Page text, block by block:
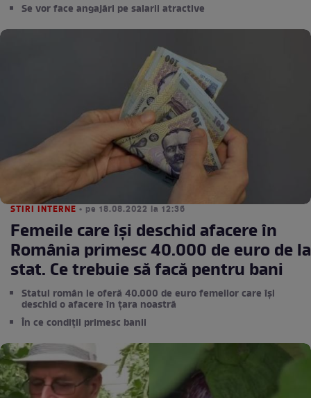
Se vor face angajări pe salarii atractive
STIRI INTERNE • pe 18.08.2022 la 12:36
Femeile care își deschid afacere în
România primesc 40.000 de euro de la
stat. Ce trebuie să facă pentru bani
Statul român le oferă 40.000 de euro femeilor care își
deschid o afacere în țara noastră
În ce condiții primesc banii